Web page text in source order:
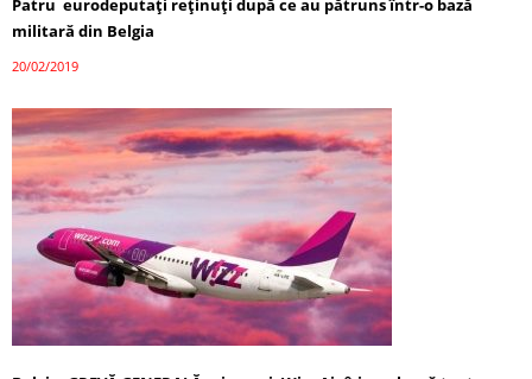
Patru eurodeputaţi reţinuţi după ce au pătruns într-o bază
militară din Belgia
20/02/2019